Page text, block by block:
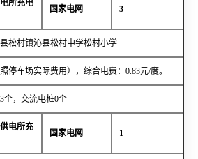
所充电
国家电网 3
松村镇沁县松村中学松村小学
停车场实际费用），综合电费：0.83元/度。
个，交流电桩0个
电所充
国家电网 1